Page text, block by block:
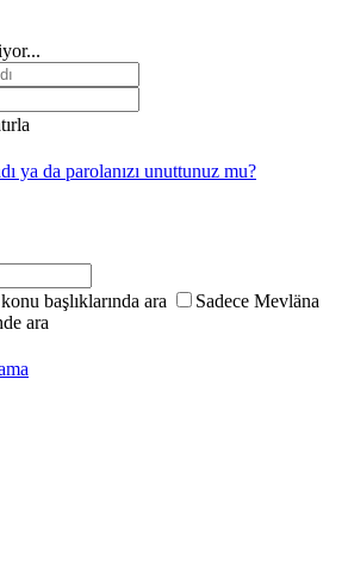
ya da parolanızı unuttunuz mu?
başlıklarında ara
Sadece Mevläna
ara